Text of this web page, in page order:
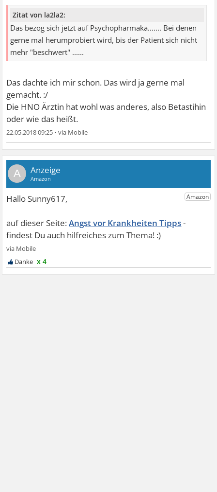
Zitat von la2la2:
Das bezog sich jetzt auf Psychopharmaka....... Bei denen
gerne mal herumprobiert wird, bis der Patient sich nicht
mehr "beschwert" ......
Das dachte ich mir schon. Das wird ja gerne mal
gemacht. :/
Die HNO Ärztin hat wohl was anderes, also Betastihin
oder wie das heißt.
22.05.2018 09:25 •
A
Angst vor Krankheiten Tipps
x 4